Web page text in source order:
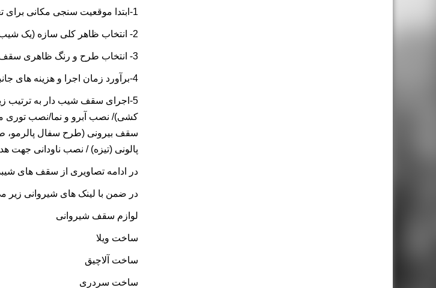
1-ابتدا موقعیت سنجی مکانی برای تعیین نوع و مصالح مورد نیاز جهت پوشش
2- انتخاب ظاهر کلی سازه (یک شیب یا جند شیب)
3- انتخاب طرح و رنگ ظاهری سقف
4-برآورد زمان اجرا و هزینه های جانبی
5-اجرای سقف شیب دار به ترتیب
کشی)/ نصب آبرو و نما/نصب توری
سقف بیرونی (طرح سفال پالرمو،
پالونی (تیزه) / نصب ناودانی جهت
در ادامه تصاویری از سقف های
در ضمن با لینک های شیروانی
لوازم سقف شیروانی
ساخت ویلا
ساخت آلاچیق
ساخت سردری